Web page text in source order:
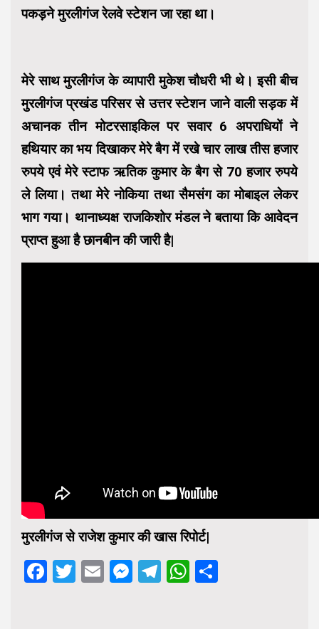
पकड़ने मुरलीगंज रेलवे स्टेशन जा रहा था।
मेरे साथ मुरलीगंज के व्यापारी मुकेश चौधरी भी थे। इसी बीच
मुरलीगंज प्रखंड परिसर से उत्तर स्टेशन जाने वाली सड़क में
अचानक तीन मोटरसाइकिल पर सवार 6 अपराधियों ने
हथियार का भय दिखाकर मेरे बैग में रखे चार लाख तीस हजार
रुपये एवं मेरे स्टाफ ऋतिक कुमार के बैग से 70 हजार रुपये
ले लिया। तथा मेरे नोकिया तथा सैमसंग का मोबाइल लेकर
भाग गया। थानाध्यक्ष राजकिशोर मंडल ने बताया कि आवेदन
प्राप्त हुआ है छानबीन की जारी है|
मुरलीगंज से राजेश कुमार की खास रिपोर्ट|
Facebook
Twitter
EmailMessenger
Telegram
WhatsApp